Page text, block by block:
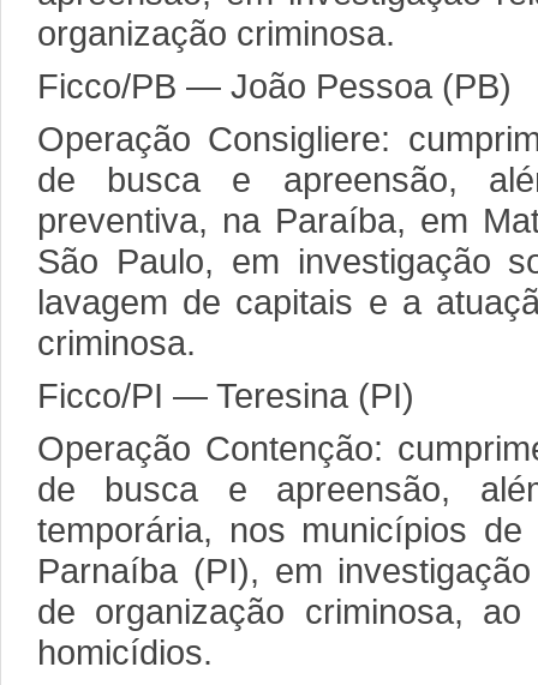
organização criminosa.
Ficco/PB — João Pessoa (PB)
Operação Consigliere:
de busca e apreensão,
preventiva, na Paraíba, em
São Paulo, em investigação
lavagem de capitais e a
criminosa.
Ficco/PI — Teresina (PI)
Operação Contenção:
de busca e apreensão,
temporária, nos municípios
Parnaíba (PI), em
de organização criminosa,
homicídios.